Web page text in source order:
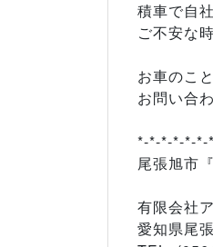
積車で自
ご不安な
お車のこ
お問い合
*-*-*-*-*-
尾張旭市
有限会社
愛知県尾